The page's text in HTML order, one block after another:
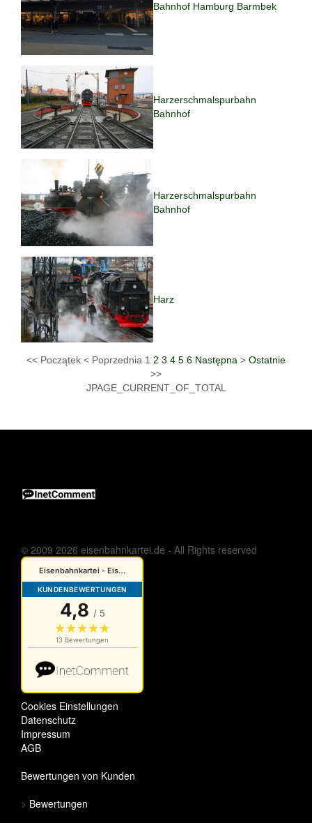
Bahnhof Hamburg Barmbek
Harzerschmalspurbahn
Bahnhof
Harzerschmalspurbahn
Bahnhof
Harz
<< Początek < Poprzednia 1 2 3 4 5 6 Następna > Ostatnie
>>
JPAGE_CURRENT_OF_TOTAL
© 2009 2026 eisenbahnkartei.de - All Rights reserved
Cookies Einstellungen
Datenschutz
Impressum
AGB
Bewertungen von Kunden
> Bewertungen